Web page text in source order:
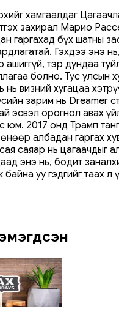
хамгаалдаг
захирал Марио
гаргахад бүх шатны
Гэхдээ энэ
ашиггүй, тэр дундаа
болно. Тус улсын
нь визний хугацаа
зарим нь Dreamer
эсвэл орогнол авах
юм. 2017 онд Трамп
албадан гаргах
саяар нь цагаачдыг
энэ нь, бодит
байна уу гэдгийг таах л